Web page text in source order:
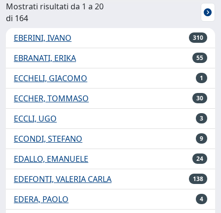
Mostrati risultati da 1 a 20
di 164
EBERINI, IVANO
310
EBRANATI, ERIKA 55
ECCHELI, GIACOMO 1
ECCHER, TOMMASO 30
ECCLI, UGO 3
ECONDI, STEFANO 9
EDALLO, EMANUELE 24
EDEFONTI, VALERIA CARLA 138
EDERA, PAOLO 4